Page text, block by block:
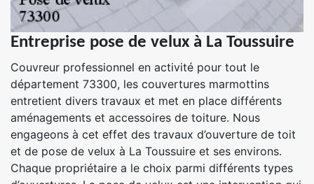
Entreprise pose de velux à La Toussuire
Couvreur professionnel en activité pour tout le
département 73300, les couvertures marmottins
entretient divers travaux et met en place différents
aménagements et accessoires de toiture. Nous
engageons à cet effet des travaux d’ouverture de toit
et de pose de velux à La Toussuire et ses environs.
Chaque propriétaire a le choix parmi différents types